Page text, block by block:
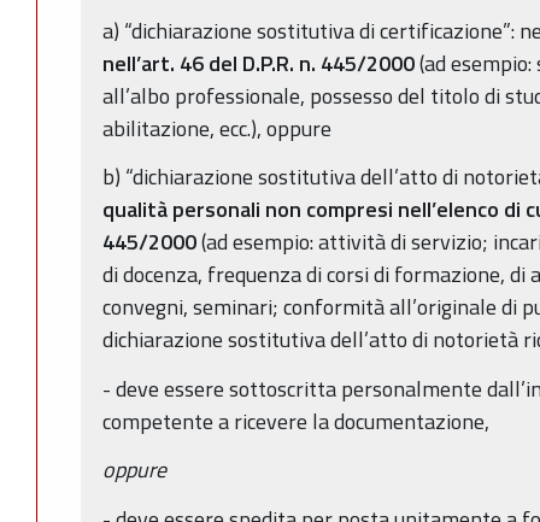
a) “dichiarazione sostitutiva di certificazione”:
nell’art. 46del D.P.R. n. 445/2000(ad
all’albo professionale, possesso del titolo di
abilitazione, ecc.), oppure
b) “dichiarazione sostitutiva dell’atto di
qualità personali non compresi nell’elenco di
445/2000(ad esempio: attività di servizio;
di docenza, frequenza di corsi di formazione,
convegni, seminari; conformità all’originale di
dichiarazione sostitutiva dell’atto di notorietà
- deve essere sottoscritta personalmente
competente a ricevere la documentazione,
oppure